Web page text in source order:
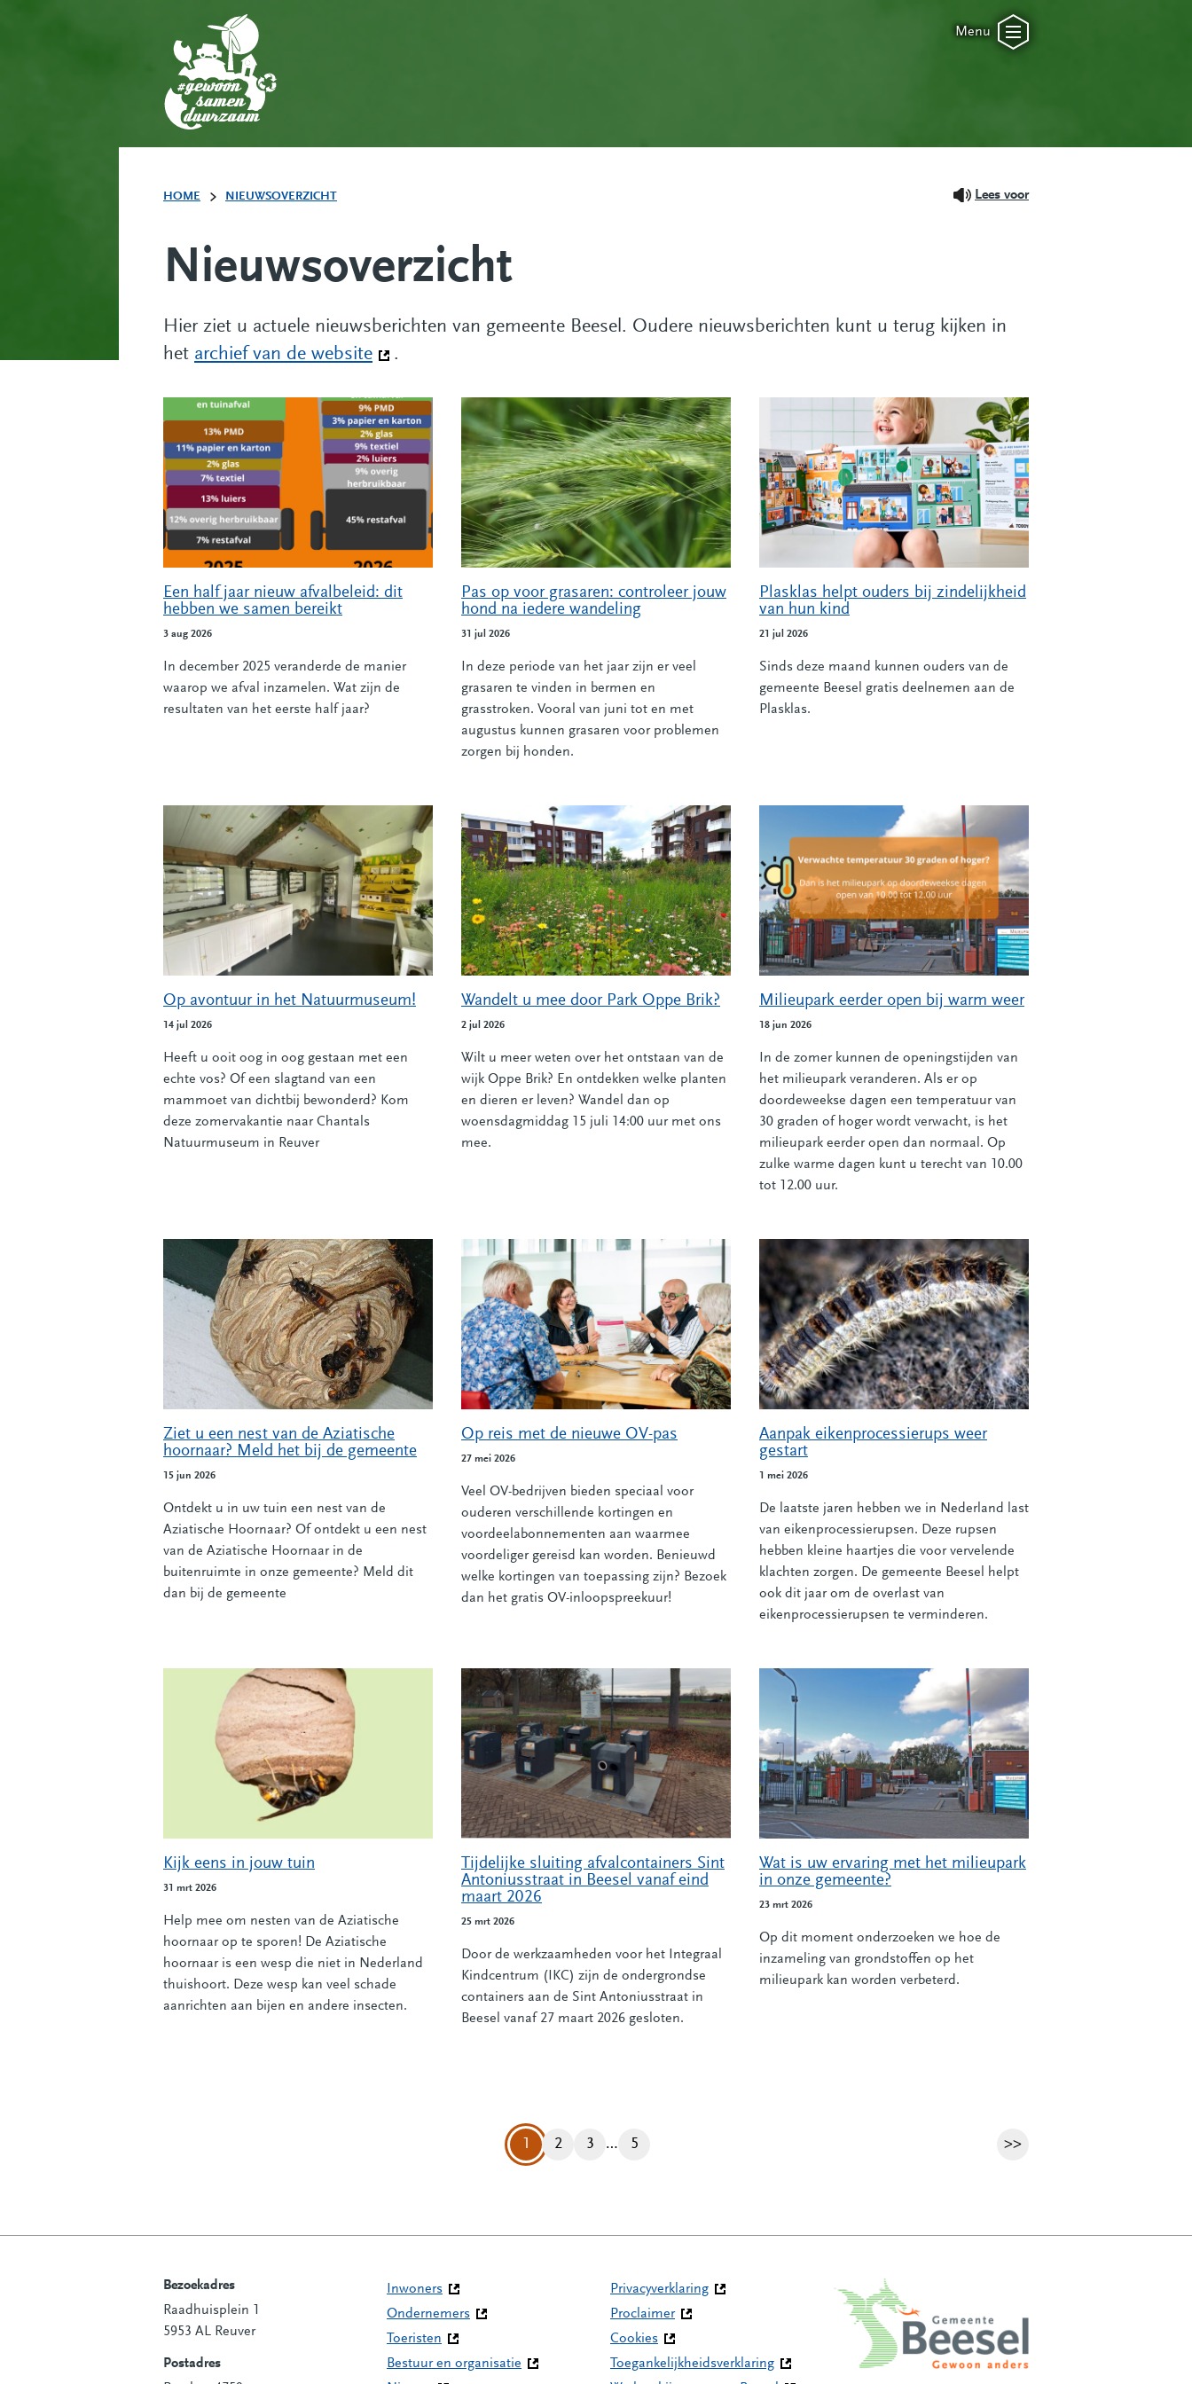
Menu
HOME NIEUWSOVERZICHT Lees voor
Nieuwsoverzicht
Hier ziet u actuele nieuwsberichten van gemeente Beesel. Oudere nieuwsberichten kunt u terug kijken in
het archief van de website (Deze link gaat naar een andere website)
.
Alle nieuwsberichten
Een half jaar nieuw afvalbeleid: dit
hebben we samen bereikt
3 aug 2026
In december 2025 veranderde de manier
waarop we afval inzamelen. Wat zijn de
resultaten van het eerste half jaar?
Pas op voor grasaren: controleer jouw
hond na iedere wandeling
31 jul 2026
In deze periode van het jaar zijn er veel
grasaren te vinden in bermen en
grasstroken. Vooral van juni tot en met
augustus kunnen grasaren voor problemen
zorgen bij honden.
Plasklas helpt ouders bij zindelijkheid
van hun kind
21 jul 2026
Sinds deze maand kunnen ouders van de
gemeente Beesel gratis deelnemen aan de
Plasklas.
Op avontuur in het Natuurmuseum!
14 jul 2026
Heeft u ooit oog in oog gestaan met een
echte vos? Of een slagtand van een
mammoet van dichtbij bewonderd? Kom
deze zomervakantie naar Chantals
Natuurmuseum in Reuver
Wandelt u mee door Park Oppe Brik?
2 jul 2026
Wilt u meer weten over het ontstaan van de
wijk Oppe Brik? En ontdekken welke planten
en dieren er leven? Wandel dan op
woensdagmiddag 15 juli 14:00 uur met ons
mee.
Milieupark eerder open bij warm weer
18 jun 2026
In de zomer kunnen de openingstijden van
het milieupark veranderen. Als er op
doordeweekse dagen een temperatuur van
30 graden of hoger wordt verwacht, is het
milieupark eerder open dan normaal. Op
zulke warme dagen kunt u terecht van 10.00
tot 12.00 uur.
Ziet u een nest van de Aziatische
hoornaar? Meld het bij de gemeente
15 jun 2026
Ontdekt u in uw tuin een nest van de
Aziatische Hoornaar? Of ontdekt u een nest
van de Aziatische Hoornaar in de
buitenruimte in onze gemeente? Meld dit
dan bij de gemeente
Op reis met de nieuwe OV-pas
27 mei 2026
Veel OV-bedrijven bieden speciaal voor
ouderen verschillende kortingen en
voordeelabonnementen aan waarmee
voordeliger gereisd kan worden. Benieuwd
welke kortingen van toepassing zijn? Bezoek
dan het gratis OV-inloopspreekuur!
Aanpak eikenprocessierups weer
gestart
1 mei 2026
De laatste jaren hebben we in Nederland last
van eikenprocessierupsen. Deze rupsen
hebben kleine haartjes die voor vervelende
klachten zorgen. De gemeente Beesel helpt
ook dit jaar om de overlast van
eikenprocessierupsen te verminderen.
Kijk eens in jouw tuin
31 mrt 2026
Help mee om nesten van de Aziatische
hoornaar op te sporen! De Aziatische
hoornaar is een wesp die niet in Nederland
thuishoort. Deze wesp kan veel schade
aanrichten aan bijen en andere insecten.
Tijdelijke sluiting afvalcontainers Sint
Antoniusstraat in Beesel vanaf eind
maart 2026
25 mrt 2026
Door de werkzaamheden voor het Integraal
Kindcentrum (IKC) zijn de ondergrondse
containers aan de Sint Antoniusstraat in
Beesel vanaf 27 maart 2026 gesloten.
Wat is uw ervaring met het milieupark
in onze gemeente?
23 mrt 2026
Op dit moment onderzoeken we hoe de
inzameling van grondstoffen op het
milieupark kan worden verbeterd.
1 Pagina
2 Pagina
3 … Pagina
5 Volgende pagina
>>
Contactinformatie
Bezoekadres
Raadhuisplein 1
5953 AL Reuver
Postadres
Inwoners
Ondernemers
Toeristen
Bestuur en organisatie
Privacyverklaring
Proclaimer
Cookies
Toegankelijkheidsverklaring